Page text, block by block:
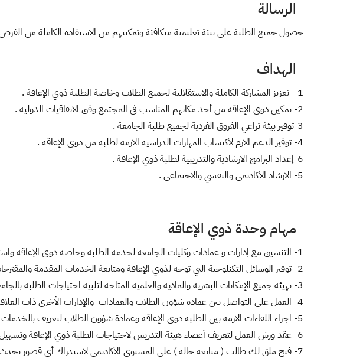
الرسالة
حصول جميع الطلبة على بيئة تعليمية متكافئة وتمكينهم من الاستفادة الكاملة من
الهداف
1- تعزيز المشاركة الكاملة والاستقلالية لجميع الطلاب وخاصة الطلبة ذوي الإعاقة .
2- تمكين ذوي الإعاقة من أخذ مكانهم المناسب في المجتمع وفق الاتفاقيات الدولية .
3-توفير بيئة تراعي الفروق الفردية لجميع طلبة الجامعة .
4- توفير الدعم الازم لاكتساب المهارات الدراسية الازمة لطلبة من ذوي الإعاقة .
6-إعداد البرامج الارشادية والتدريبية لطلبة ذوي الإعاقة .
5- الارشاد الاكاديمي والنفسي والاجتماعي .
مهام وحدة ذوي الإعاقة
1- التنسيق مع إدارات و عمادات وكليات الجامعة لخدمة الطلبة وخاصة ذوي الإعاقة واستقبال الطلبة الجدد مع بداية كل فصل وتوعيتهم بلائحة جامعة الجوف لدعم الأشخاص ذوي الإعاقة .
2- توفير الوسائل التكنلوجية التي توجه لذوي الإعاقة ومتابعة الخدمات المقدمة والمقترحات لتطويرها .
3- تهيئة جميع الإمكانات البشرية والمادية والعلمية المتاحة لتلبية احتياجات الطلبة بالجامعة .
4- العمل على التواصل بين عمادة شؤون الطلاب والعمادات والإدارات الأخرى ذات العلاقة بما يختص بجميع الطلبة في الجامعة وخاصة ذوي الإعاقة .
5- اجراء اللقاءات الازمة بين الطلبة ذوي الإعاقة وعمادة شؤون الطلاب لتعريف بالخدمات المقدمة لهم ومعرفة متطلباتهم .
6- عقد ورش العمل لتعريف أعضاء هيئة التدريس لاحتياجات الطلبة ذوي الإعاقة وتسهيل متطلباته الأكاديمية والاجتماعية .
7- فتح ملق لك طالب ( متابعة حالة ) على المستوى الاكاديمي لاستدراك أي قصور يحدث خلال مسيرته الاكاديمية بالجامعة .